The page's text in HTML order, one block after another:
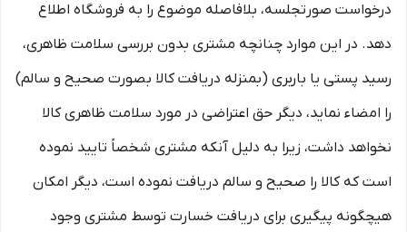
درخواست صورتجلسه، بلافاصله موضوع را به فروشگاه اطلاع
دهد. در این موارد چنانچه مشتری بدون بررسی سلامت ظاهری،
رسید پستی یا باربری (بمنزله دریافت کالا بصورت صحیح و سالم)
را امضاء نماید، دیگر حق اعتراضی در مورد سلامت ظاهری کالا
نخواهد داشت، زیرا به دلیل آنکه مشتری شخصاً تایید نموده
است که کالا را صحیح و سالم دریافت نموده است، دیگر امکان
هیچگونه پیگیری برای دریافت خسارت توسط مشتری وجود